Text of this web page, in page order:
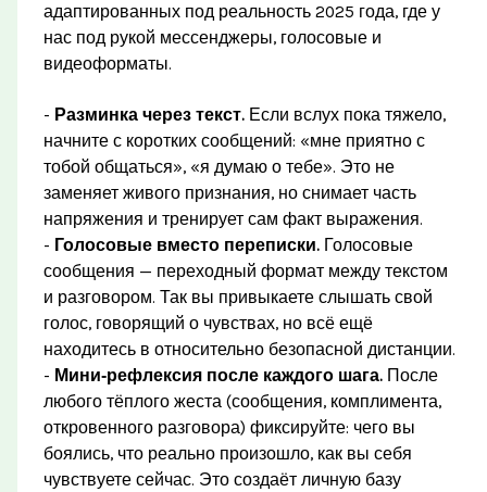
адаптированных под реальность 2025 года, где у
нас под рукой мессенджеры, голосовые и
видеоформаты.
- Разминка через текст. Если вслух пока тяжело,
начните с коротких сообщений: «мне приятно с
тобой общаться», «я думаю о тебе». Это не
заменяет живого признания, но снимает часть
напряжения и тренирует сам факт выражения.
- Голосовые вместо переписки. Голосовые
сообщения — переходный формат между текстом
и разговором. Так вы привыкаете слышать свой
голос, говорящий о чувствах, но всё ещё
находитесь в относительно безопасной дистанции.
- Мини‑рефлексия после каждого шага. После
любого тёплого жеста (сообщения, комплимента,
откровенного разговора) фиксируйте: чего вы
боялись, что реально произошло, как вы себя
чувствуете сейчас. Это создаёт личную базу